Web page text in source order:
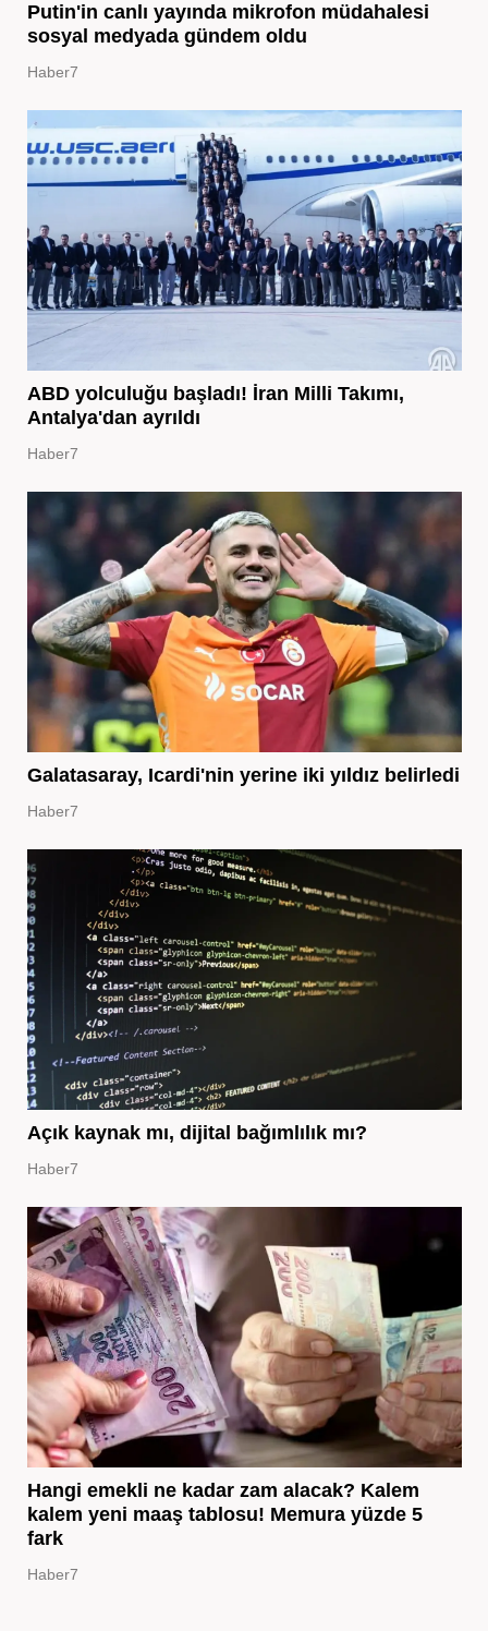
Putin'in canlı yayında mikrofon müdahalesi
sosyal medyada gündem oldu
Haber7
ABD yolculuğu başladı! İran Milli Takımı,
Antalya'dan ayrıldı
Haber7
Galatasaray, Icardi'nin yerine iki yıldız belirledi
Haber7
Açık kaynak mı, dijital bağımlılık mı?
Haber7
Hangi emekli ne kadar zam alacak? Kalem
kalem yeni maaş tablosu! Memura yüzde 5
fark
Haber7